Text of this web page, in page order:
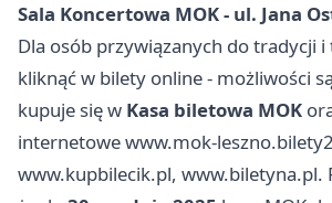
Sala Koncertowa MOK - ul. Jana
Dla osób przywiązanych do tradycji
kliknąć w bilety online - możliwości
kupuje się w Kasa biletowa MOK
internetowe www.mok-
www.kupbilecik.pl, www.biletyna.pl.